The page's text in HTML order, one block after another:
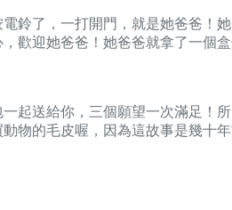
鈴了，一打開門，就是她爸爸！
歡迎她爸爸！她爸爸就拿了一個
起送給你，三個願望一次滿足！
物的毛皮喔，因為這故事是幾十